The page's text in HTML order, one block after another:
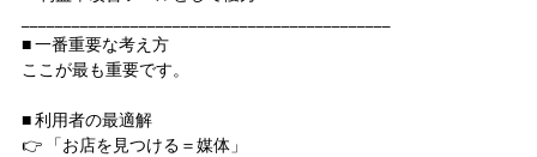
■ 一番重要な考え方
ここが最も重要です。
■ 利用者の最適解
👉 「お店を見つける＝媒体」